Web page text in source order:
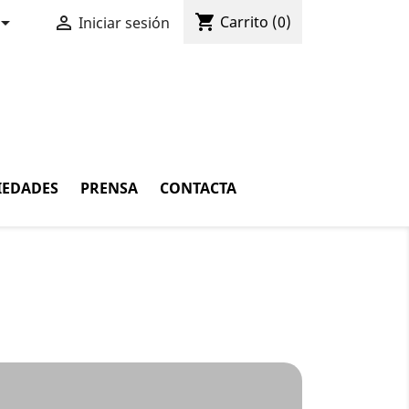
 Iniciar sesión shopping_cart Carrito (0)
PRENSA CONTACTA